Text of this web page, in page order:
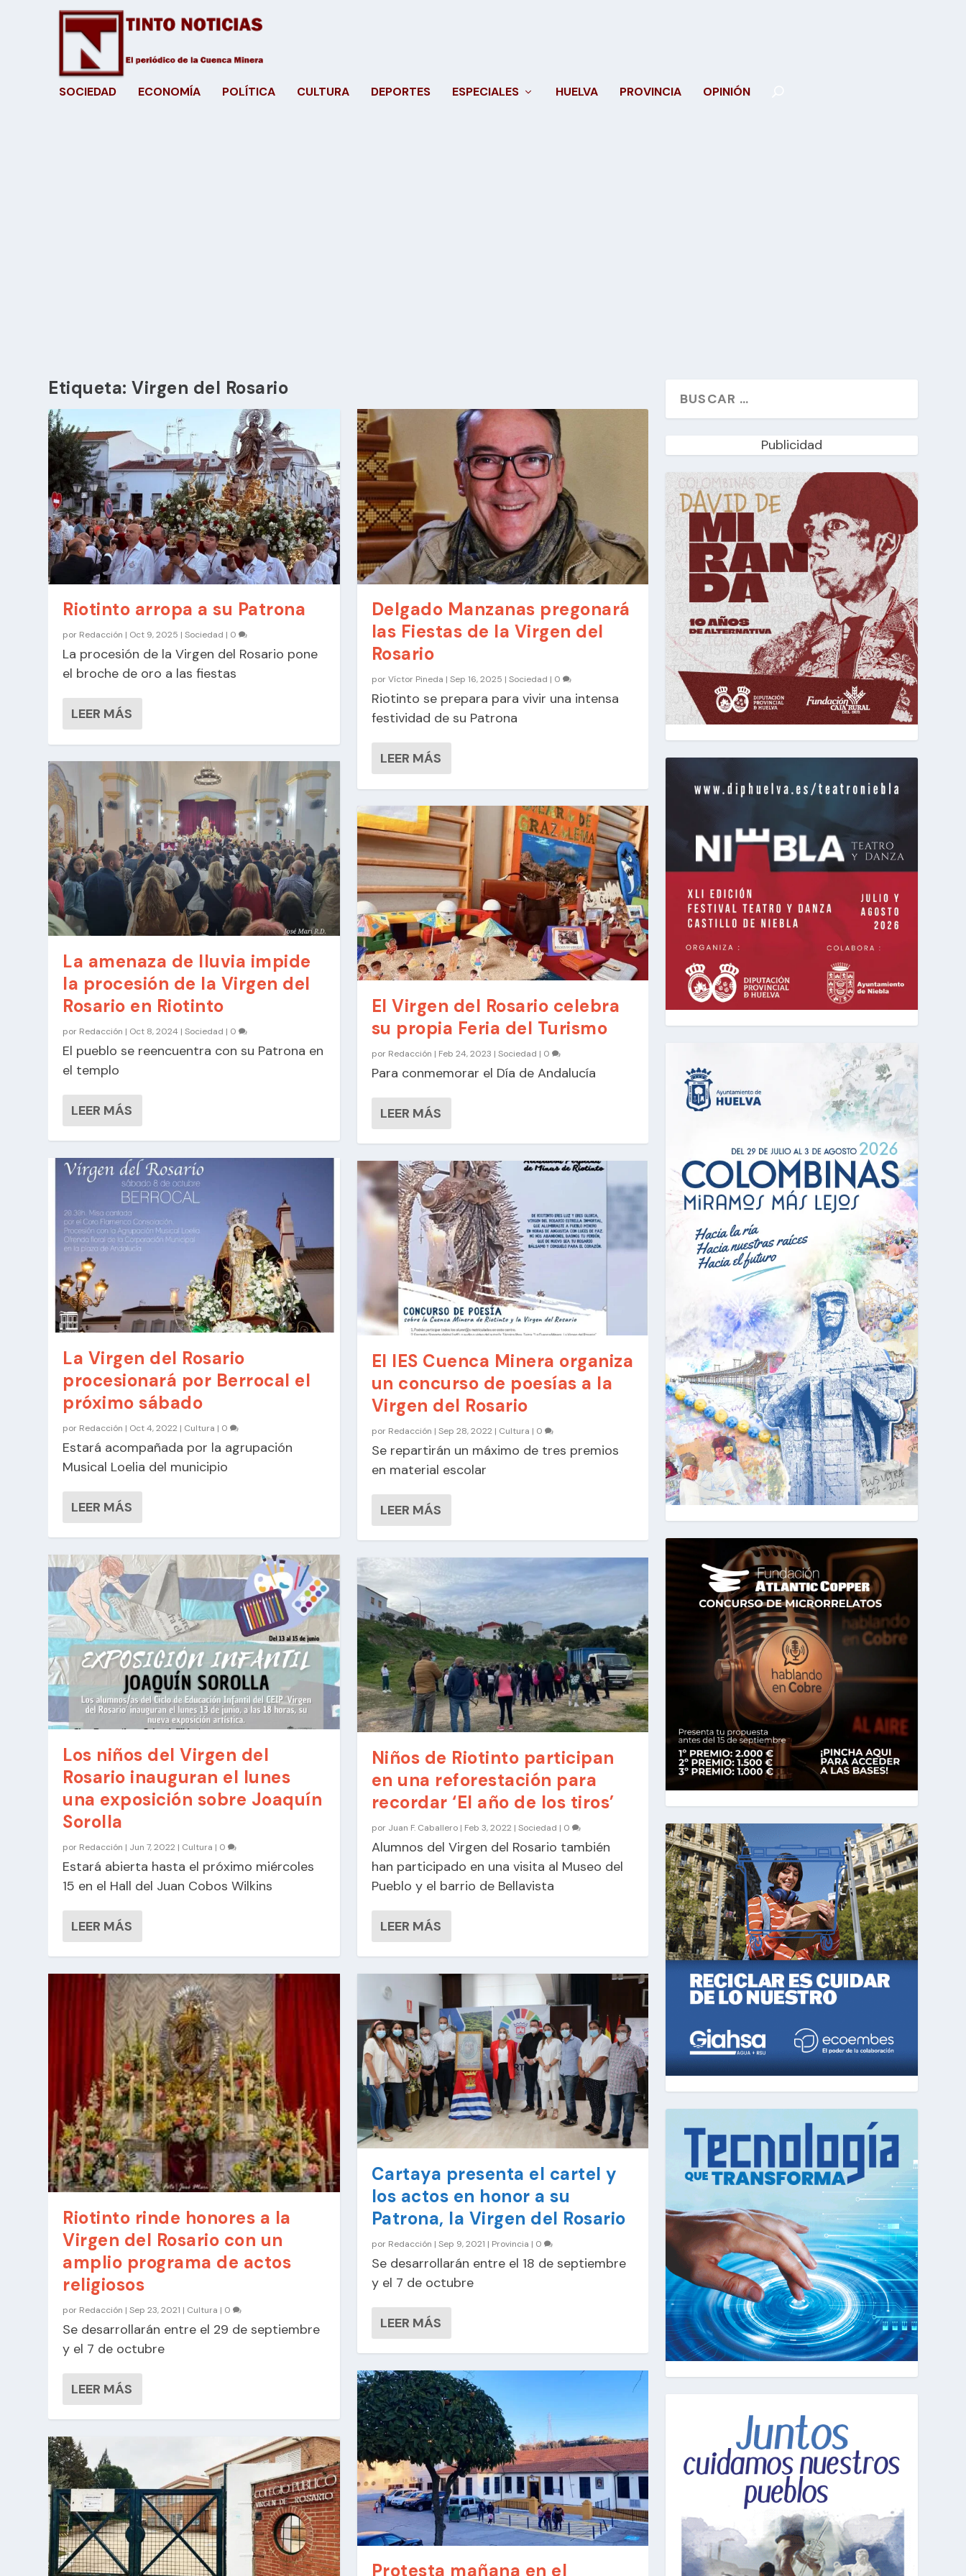
SOCIEDAD ECONOMÍA POLÍTICA CULTURA DEPORTES ESPECIALES HUELVA PROVINCIA OPINIÓN
Etiqueta:Virgen del Rosario
Riotinto arropa a su Patrona
por Redacción | Oct 9, 2025 |Sociedad | 0
La procesión de la Virgen del Rosario pone
el broche de oro a las fiestas
LEER MÁS
La amenaza de lluvia impide
la procesión de la Virgen del
Rosario en Riotinto
por Redacción | Oct 8, 2024 |Sociedad | 0
El pueblo se reencuentra con su Patrona en
el templo
LEER MÁS
La Virgen del Rosario
procesionará por Berrocal el
próximo sábado
por Redacción | Oct 4, 2022 | Cultura | 0
Estará acompañada por la agrupación
Musical Loelia del municipio
LEER MÁS
Los niños del Virgen del
Rosario inauguran el lunes
una exposición sobre Joaquín
Sorolla
por Redacción | Jun 7, 2022 | Cultura | 0
Estará abierta hasta el próximo miércoles
15 en el Hall del Juan Cobos Wilkins
LEER MÁS
Riotinto rinde honores a la
Virgen del Rosario con un
amplio programa de actos
religiosos
por Redacción |Sep 23, 2021 | Cultura | 0
Se desarrollarán entre el 29 de septiembre
y el 7 de octubre
LEER MÁS
Delgado Manzanas pregonará
las Fiestas de la Virgen del
Rosario
por Víctor Pineda | Sep 16, 2025 | Sociedad | 0
Riotinto se prepara para vivir una intensa
festividad de su Patrona
LEER MÁS
El Virgen del Rosario celebra
su propia Feria del Turismo
por Redacción | Feb 24, 2023 | Sociedad | 0
Para conmemorar el Día de Andalucía
LEER MÁS
El IES Cuenca Minera organiza
un concurso de poesías a la
Virgen del Rosario
por Redacción | Sep 28, 2022 | Cultura | 0
Se repartirán un máximo de tres premios
en material escolar
LEER MÁS
Niños de Riotinto participan
en una reforestación para
recordar ‘El año de los tiros’
por Juan F. Caballero| Feb 3, 2022 | Sociedad | 0
Alumnos del Virgen del Rosario también
han participado en una visita al Museo del
Pueblo y el barrio de Bellavista
LEER MÁS
Cartaya presenta el cartel y
los actos en honor a su
Patrona, la Virgen del Rosario
por Redacción | Sep 9, 2021 | Provincia | 0
Se desarrollarán entre el 18 de septiembre
y el 7 de octubre
LEER MÁS
Protesta mañana en el
Publicidad